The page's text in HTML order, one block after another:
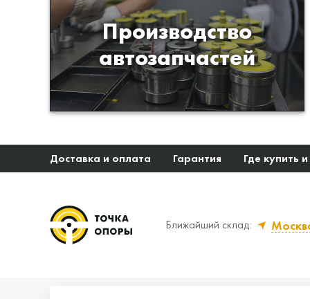
Производство
автозапчастей
Разработка и
производство деталей из
эластомеров для подвески
автомобиля
Доставка и оплата Гарантия Где купить
Ближайший склад: